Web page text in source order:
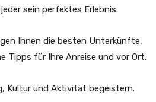
sein perfektes Erlebnis.
Ihnen die besten Unterkünfte,
Tipps für Ihre Anreise und vor Ort.
Kultur und Aktivität begeistern.